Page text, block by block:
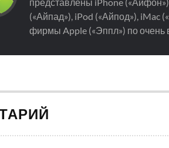
(«Айпад»), iPod («Айпод»), iMac
фирмы Apple («Эппл») по